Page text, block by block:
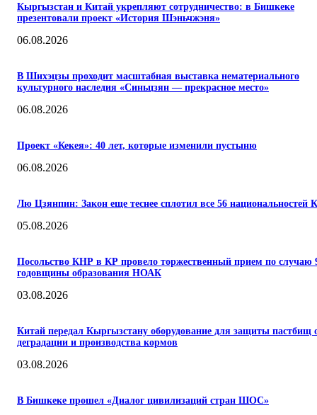
Кыргызстан и Китай укрепляют сотрудничество: в Бишкеке
презентовали проект «История Шэньчжэня»
06.08.2026
В Шихэцзы проходит масштабная выставка нематериального
культурного наследия «Синьцзян — прекрасное место»
06.08.2026
Проект «Кекея»: 40 лет, которые изменили пустыню
06.08.2026
Лю Цзянпин: Закон еще теснее сплотил все 56 национальностей
05.08.2026
Посольство КНР в КР провело торжественный прием по случаю
годовщины образования НОАК
03.08.2026
Китай передал Кыргызстану оборудование для защиты пастбищ
деградации и производства кормов
03.08.2026
В Бишкеке прошел «Диалог цивилизаций стран ШОС»